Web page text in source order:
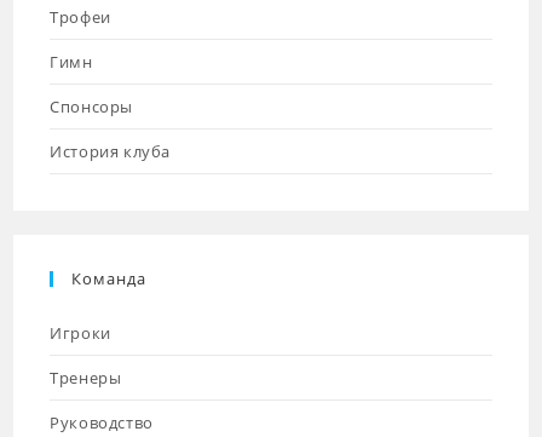
Трофеи
Гимн
Спонсоры
История клуба
Команда
Игроки
Тренеры
Руководство